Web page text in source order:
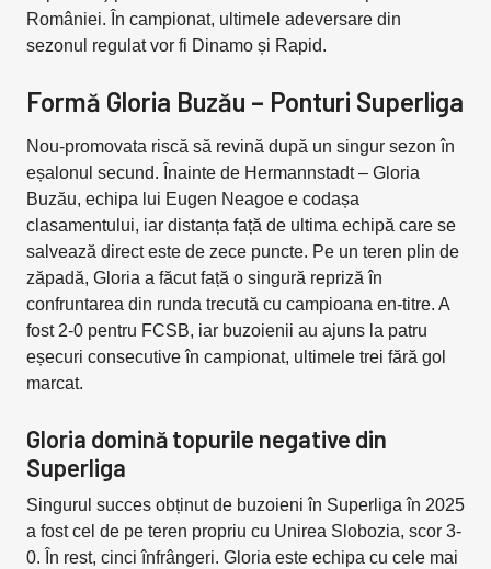
României. În campionat, ultimele adeversare din
sezonul regulat vor fi Dinamo și Rapid.
Formă Gloria Buzău – Ponturi Superliga
Nou-promovata riscă să revină după un singur sezon în
eșalonul secund. Înainte de Hermannstadt – Gloria
Buzău, echipa lui Eugen Neagoe e codașa
clasamentului, iar distanța față de ultima echipă care se
salvează direct este de zece puncte. Pe un teren plin de
zăpadă, Gloria a făcut față o singură repriză în
confruntarea din runda trecută cu campioana en-titre. A
fost 2-0 pentru FCSB, iar buzoienii au ajuns la patru
eșecuri consecutive în campionat, ultimele trei fără gol
marcat.
Gloria domină topurile negative din
Superliga
Singurul succes obținut de buzoieni în Superliga în 2025
a fost cel de pe teren propriu cu Unirea Slobozia, scor 3-
0. În rest, cinci înfrângeri. Gloria este echipa cu cele mai